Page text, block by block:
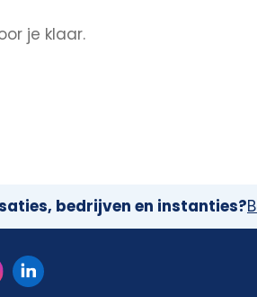
je klaar.
bedrijven en instanties?